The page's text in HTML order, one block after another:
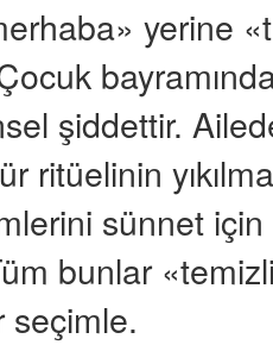
yerine
Çocuk
şiddettir.
sünnet
bunlar
seçimle.